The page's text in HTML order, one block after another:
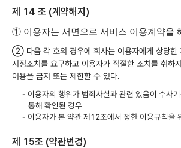
제 14 조 (계약해지)
① 이용자는 서면으로 서비스 이용계약을
② 다음 각 호의 경우에 회사는 이용자에게 상당한
시정조치를 요구하고 이용자가 적절한 조치를 취하
이용을 금지 또는 제한할 수 있다.
- 이용자의 행위가 범죄사실과 관련 있음이 수사
통해 확인된 경우
- 이용자가 본 약관 제12조에서 정한 이용규칙을
제 15조 (약관변경)